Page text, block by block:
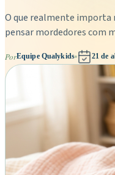
O que realmente importa
pensar mordedores com
PorEquipe Qualykids 21 de